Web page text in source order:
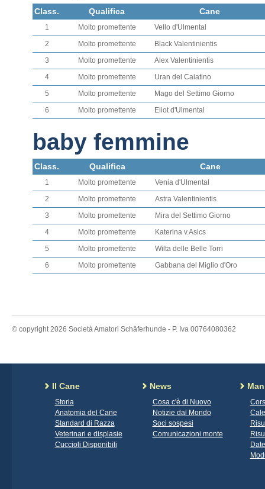
Class. Qualifica Cane
1 Molto promettente
Vello d'Ulmental
2
Molto promettente
Black Valentinientis
3
Molto promettente
Alex Valentinientis
4
Molto promettente
Uran del Caiatino
5
Molto promettente
Mago del Settimo Giorno
6
Molto promettente Eliot d'Ulmental
baby femmine
Class. Qualifica Cane
1 Molto promettente
Venia d'Ulmental
2
Molto promettente
Astra Valentinientis
3
Molto promettente
Mira del Settimo Giorno
4
Molto promettente
Katerina v.Asics
5
Molto promettente
Wilta delle Belle Torri
6
Molto promettente Gabbana del Miglio d'Oro
© copyright 2026 Società Amatori Schäferhunde - P. Iva 00764080362
Il Cane
Storia
Anatomia del Cane
Standard di Razza
Veterinari e displasie
Cuccioli Disponibili
News
Cosa c'è di Nuovo
Notizie dal Mondo
Soci sospesi
Comunicazioni monte